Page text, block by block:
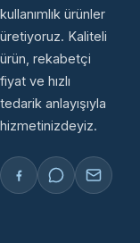
kullanımlık ürünler
üretiyoruz. Kaliteli
ürün, rekabetçi
fiyat ve hızlı
tedarik anlayışıyla
hizmetinizdeyiz.